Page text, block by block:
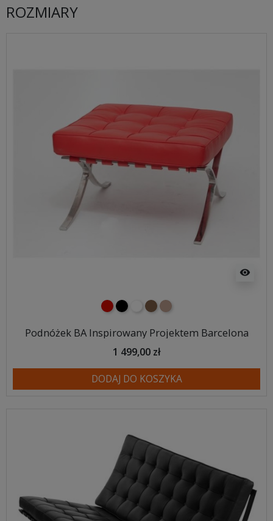
ROZMIARY
visibility
czerwony
czarnybiałybrązowyjasnobrązowy
Podnóżek BA Inspirowany Projektem Barcelona
1 499,00 zł
DODAJ DO KOSZYKA